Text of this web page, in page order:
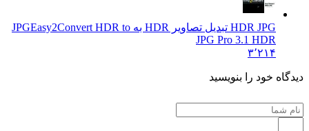
HDR JPG تبدیل تصاویر HDR به JPG
Easy2Convert HDR to
JPG Pro 3.1 HDR
۳٬۲۱۴
دیدگاه خود را بنویسید